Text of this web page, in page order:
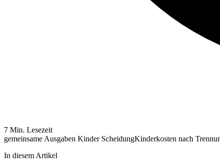
7 Min. Lesezeit
gemeinsame Ausgaben Kinder ScheidungKinderkosten nach
In diesem Artikel